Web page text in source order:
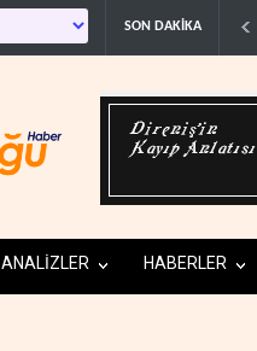
SON DAKİKA
BM yetkilisinden İsrail'e gizli
ANALİZLER HABERLER